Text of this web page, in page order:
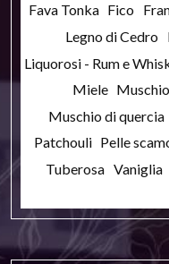
Fava Tonka Fico
Legno di Cedro
Liquorosi - Rum e
Miele
Muschio di quercia
Patchouli Pelle
Tuberosa Vaniglia